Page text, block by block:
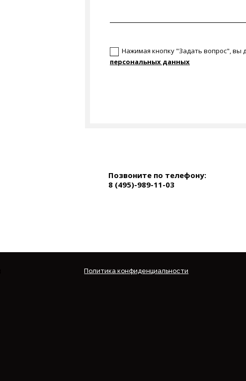
Нажимая кнопку "Задать вопрос", вы
персональных данных
Позвоните по телефону:
8 (495)-989-11-03
Политика конфиденциальности